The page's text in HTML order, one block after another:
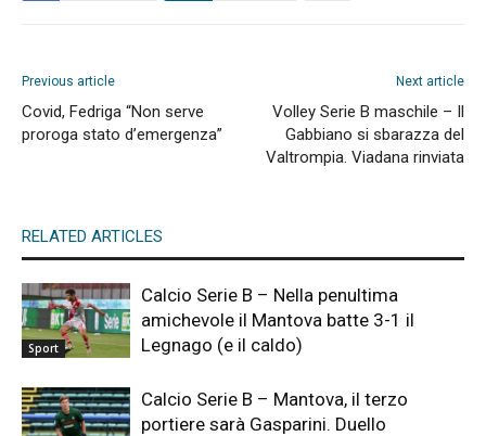
Previous article
Covid, Fedriga “Non serve
proroga stato d’emergenza”
Next article
Volley Serie B maschile – Il
Gabbiano si sbarazza del
Valtrompia. Viadana rinviata
RELATED ARTICLES
Sport
Calcio Serie B – Nella penultima
amichevole il Mantova batte 3-1 il
Legnago (e il caldo)
Calcio Serie B – Mantova, il terzo
portiere sarà Gasparini. Duello